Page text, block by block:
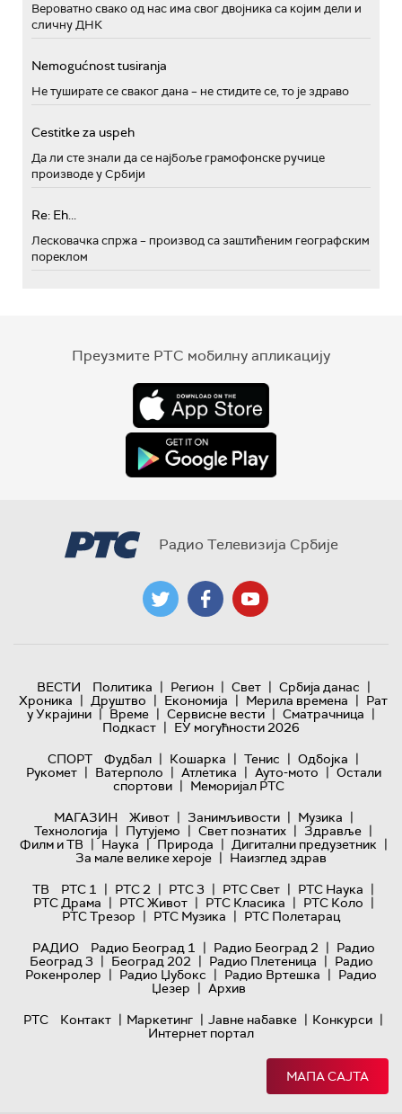
Вероватно свако од нас има свог двојника са којим дели и
сличну ДНК
Nemogućnost tusiranja
Не туширате се сваког дана – не стидите се, то је здраво
Cestitke za uspeh
Да ли сте знали да се најбоље грамофонске ручице
производе у Србији
Re: Eh...
Лесковачка спржа – производ са заштићеним географским
пореклом
Преузмите РТС мобилну апликацију
Радио Телевизија Србије
ВЕСТИ Политика | Регион | Свет | Србија данас |
Хроника | Друштво | Економија | Мерила времена | Рат
у Украјини | Време | Сервисне вести | Сматрачница |
Подкаст | ЕУ могућности 2026
СПОРТ
Фудбал | Кошарка | Тенис | Одбојка |
Рукомет | Ватерполо | Атлетика | Ауто-мото | Остали
спортови | Меморијал РТС
МАГАЗИН
Живот | Занимљивости | Музика |
Технологијa | Путујемо | Свет познатих | Здравље |
Филм и ТВ | Наука | Природа | Дигитални предузетник |
За мале велике хероје | Наизглед здрав
ТВ
РТС 1 | РТС 2 | РТС 3 | РТС Свет | РТС Наука |
РТС Драма | РТС Живот | РТС Класика | РТС Коло |
РТС Трезор | РТС Музика | РТС Полетарац
РАДИО
Радио Београд 1 | Радио Београд 2 | Радио
Београд 3 | Београд 202 | Радио Плетеница | Радио
Рокенролер | Радио Џубокс | Радио Вртешка | Радио
Џезер | Архив
РТС
Контакт | Маркетинг | Јавне набавке | Конкурси |
Интернет портал
МАПА САЈТА